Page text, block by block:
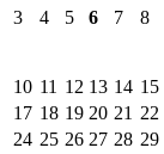
3 4 5 6 7 8
10 11 12 13 14 15
17 18 19 20 21 22
24 25 26 27 28 29